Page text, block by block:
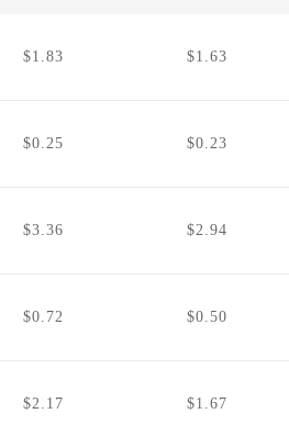
$1.83 $1.63
$0.25 $0.23
$3.36 $2.94
$0.72 $0.50
$2.17 $1.67